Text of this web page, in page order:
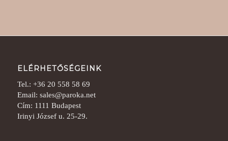
ELÉRHETŐSÉGEINK
Tel.: +36 20 558 58 69
Email: sales@paroka.net
Cím: 1111 Budapest
Irinyi József u. 25-29.